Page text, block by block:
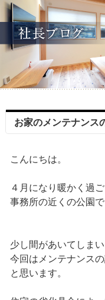
お家のメンテナンス
こんにちは。
４月になり暖かく過
事務所の近くの公園
少し間があいてしまい
今回はメンテナンス
と思います。